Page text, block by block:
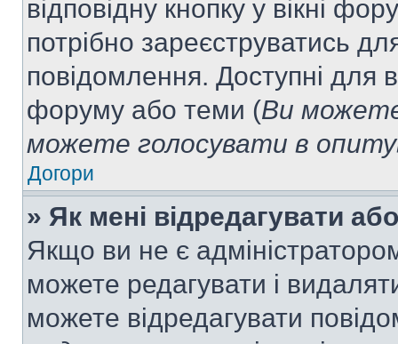
відповідну кнопку у вікні
потрібно зареєструватись
повідомлення. Доступні для
форуму або теми (Ви
можете голосувати в
Догори
» Як мені відредагувати
Якщо ви не є
можете редагувати і
можете відредагувати